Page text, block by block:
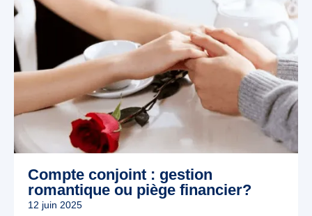
Compte conjoint : gestion
romantique ou piège financier?
12 juin 2025